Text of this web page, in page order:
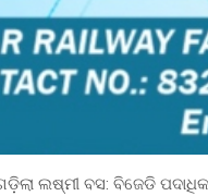
ଲଷ୍ମୀ ବସ: ବିଜେଡି